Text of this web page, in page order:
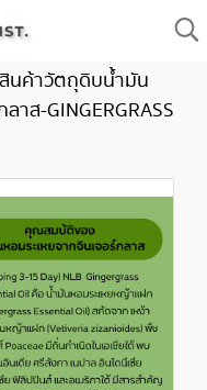
นค้าวัตถุดิบน้ำมัน
าส-GINGERGRASS